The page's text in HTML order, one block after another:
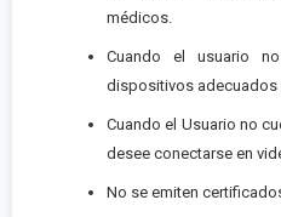
médicos.
Cuando el usuario
dispositivos adecuados
Cuando el Usuario no
desee conectarse en
No se emiten